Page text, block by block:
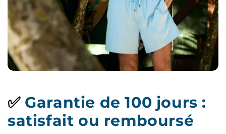
✅ Garantie de 100 jours :
satisfait ou remboursé